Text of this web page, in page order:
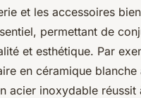
et les accessoires
permettant de
et esthétique. Par
en céramique blanche
acier inoxydable réussit